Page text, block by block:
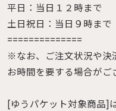
平日：当日１２時まで
土日祝日：当日９時まで
==============
※なお、ご注文状況や決
お時間を要する場合がご
[ゆうパケット対象商品]